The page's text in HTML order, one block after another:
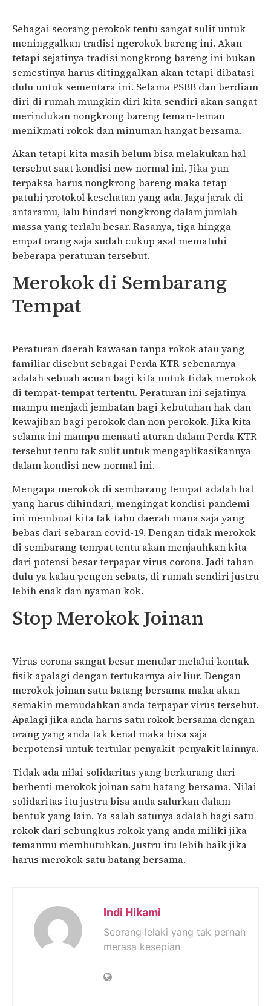
Sebagai seorang perokok tentu sangat sulit untuk
meninggalkan tradisi ngerokok bareng ini. Akan
tetapi sejatinya tradisi nongkrong bareng ini bukan
semestinya harus ditinggalkan akan tetapi dibatasi
dulu untuk sementara ini. Selama PSBB dan berdiam
diri di rumah mungkin diri kita sendiri akan sangat
merindukan nongkrong bareng teman-teman
menikmati rokok dan minuman hangat bersama.
Akan tetapi kita masih belum bisa melakukan hal
tersebut saat kondisi new normal ini. Jika pun
terpaksa harus nongkrong bareng maka tetap
patuhi protokol kesehatan yang ada. Jaga jarak di
antaramu, lalu hindari nongkrong dalam jumlah
massa yang terlalu besar. Rasanya, tiga hingga
empat orang saja sudah cukup asal mematuhi
beberapa peraturan tersebut.
Merokok di Sembarang
Tempat
Peraturan daerah kawasan tanpa rokok atau yang
familiar disebut sebagai Perda KTR sebenarnya
adalah sebuah acuan bagi kita untuk tidak merokok
di tempat-tempat tertentu. Peraturan ini sejatinya
mampu menjadi jembatan bagi kebutuhan hak dan
kewajiban bagi perokok dan non perokok. Jika kita
selama ini mampu menaati aturan dalam Perda KTR
tersebut tentu tak sulit untuk mengaplikasikannya
dalam kondisi new normal ini.
Mengapa merokok di sembarang tempat adalah hal
yang harus dihindari, mengingat kondisi pandemi
ini membuat kita tak tahu daerah mana saja yang
bebas dari sebaran covid-19. Dengan tidak merokok
di sembarang tempat tentu akan menjauhkan kita
dari potensi besar terpapar virus corona. Jadi tahan
dulu ya kalau pengen sebats, di rumah sendiri justru
lebih enak dan nyaman kok.
Stop Merokok Joinan
Virus corona sangat besar menular melalui kontak
fisik apalagi dengan tertukarnya air liur. Dengan
merokok joinan satu batang bersama maka akan
semakin memudahkan anda terpapar virus tersebut.
Apalagi jika anda harus satu rokok bersama dengan
orang yang anda tak kenal maka bisa saja
berpotensi untuk tertular penyakit-penyakit lainnya.
Tidak ada nilai solidaritas yang berkurang dari
berhenti merokok joinan satu batang bersama. Nilai
solidaritas itu justru bisa anda salurkan dalam
bentuk yang lain. Ya salah satunya adalah bagi satu
rokok dari sebungkus rokok yang anda miliki jika
temanmu membutuhkan. Justru itu lebih baik jika
harus merokok satu batang bersama.
Indi Hikami
Seorang lelaki yang tak pernah
merasa kesepian